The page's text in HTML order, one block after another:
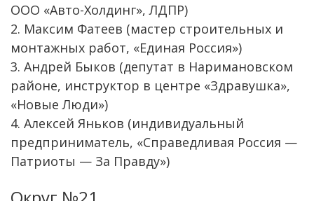
ООО «Авто-Холдинг», ЛДПР)
2. Максим Фатеев (мастер строительных и
монтажных работ, «Единая Россия»)
3. Андрей Быков (депутат в Наримановском
районе, инструктор в центре «Здравушка»,
«Новые Люди»)
4. Алексей Яньков (индивидуальный
предприниматель, «Справедливая Россия —
Патриоты — За Правду»)